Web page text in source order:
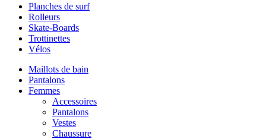
Planches de surf
Rolleurs
Skate-Boards
Trottinettes
Vélos
Maillots de bain
Pantalons
Femmes
Accessoires
Pantalons
Vestes
Chaussure